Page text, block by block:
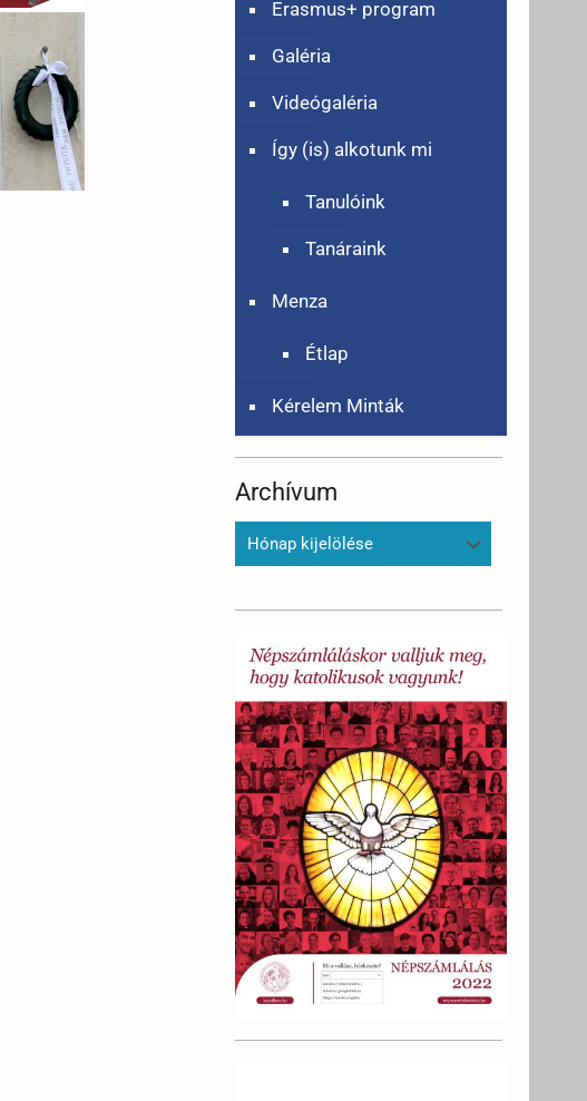
Erasmus+ program
Galéria
Videógaléria
Így (is) alkotunk mi
Tanulóink
Tanáraink
Menza
Étlap
Kérelem Minták
Archívum
Archívum